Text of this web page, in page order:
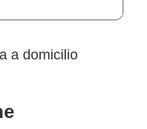
a domicilio